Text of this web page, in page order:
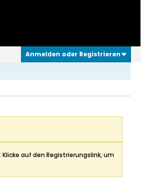
Anmelden oder Registrieren
auf den Registrierungslink, um